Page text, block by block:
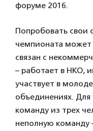
форуме 2016.
Попробовать свои
чемпионата может
связан с
– работает в НКО,
участвует в
объединениях.
команду из трех
неполную команду